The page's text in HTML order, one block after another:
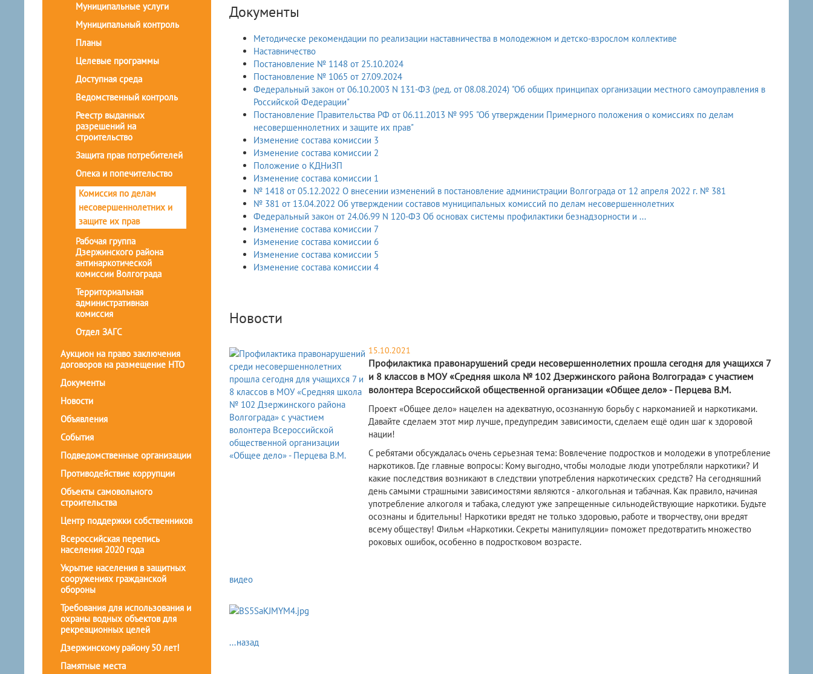
Муниципальные услуги
Муниципальный контроль
Планы
Целевые программы
Доступная среда
Ведомственный контроль
Реестр выданных
разрешений на
строительство
Защита прав потребителей
Опека и попечительство
Комиссия по делам
несовершеннолетних и
защите их прав
Рабочая группа
Дзержинского района
антинаркотической
комиссии Волгограда
Территориальная
административная
комиссия
Отдел ЗАГС
Аукцион на право заключения
договоров на размещение НТО
Документы
Новости
Объявления
События
Подведомственные организации
Противодействие коррупции
Объекты самовольного
строительства
Центр поддержки собственников
Всероссийская перепись
населения 2020 года
Укрытие населения в защитных
сооружениях гражданской
обороны
Требования для использования и
охраны водных объектов для
рекреационных целей
Дзержинскому району 50 лет!
Памятные места
Документы
Методическе рекомендации по реализации наставничества в молодежном и детско-взрослом коллективе
Наставничество
Постановление № 1148 от 25.10.2024
Постановление № 1065 от 27.09.2024
Федеральный закон от 06.10.2003 N 131-ФЗ (ред. от 08.08.2024) "Об общих принципах организации местного самоуправления в
Российской Федерации"
Постановление Правительства РФ от 06.11.2013 № 995 "Об утверждении Примерного положения о комиссиях по делам
несовершеннолетних и защите их прав"
Изменение состава комиссии 3
Изменение состава комиссии 2
Положение о КДНиЗП
Изменение состава комиссии 1
№ 1418 от 05.12.2022 О внесении изменений в постановление администрации Волгограда от 12 апреля 2022 г. № 381
№ 381 от 13.04.2022 Об утверждении составов муниципальных комиссий по делам несовершеннолетних
Федеральный закон от 24.06.99 N 120-ФЗ Об основах системы профилактики безнадзорности и ...
Изменение состава комиссии 7
Изменение состава комиссии 6
Изменение состава комиссии 5
Изменение состава комиссии 4
Новости
15.10.2021
Профилактика правонарушений среди несовершеннолетних прошла сегодня для учащихся 7
и 8 классов в МОУ «Средняя школа № 102 Дзержинского района Волгограда» с участием
волонтера Всероссийской общественной организации «Общее дело» - Перцева В.М.
Проект «Общее дело» нацелен на адекватную, осознанную борьбу с наркоманией и наркотиками.
Давайте сделаем этот мир лучше, предупредим зависимости, сделаем ещё один шаг к здоровой
нации!
С ребятами обсуждалась очень серьезная тема: Вовлечение подростков и молодежи в употребление
наркотиков. Где главные вопросы: Кому выгодно, чтобы молодые люди употребляли наркотики? И
какие последствия возникают в следствии употребления наркотических средств? На сегодняшний
день самыми страшными зависимостями являются - алкогольная и табачная. Как правило, начиная
употребление алкоголя и табака, следуют уже запрещенные сильнодействующие наркотики. Будьте
осознаны и бдительны! Наркотики вредят не только здоровью, работе и творчеству, они вредят
всему обществу! Фильм «Наркотики. Секреты манипуляции» поможет предотвратить множество
роковых ошибок, особенно в подростковом возрасте.
видео
...назад